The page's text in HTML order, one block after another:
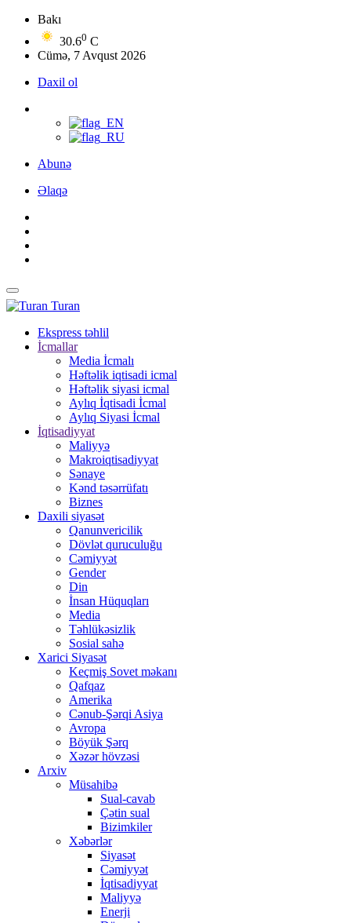
Bakı
30.60 C
Cümə, 7 Avqust 2026
Daxil ol
Abunə
Əlaqə
Turan
Ekspress təhlil
İcmallar
Media İcmalı
Həftəlik iqtisadi icmal
Həftəlik siyasi icmal
Aylıq İqtisadi İcmal
Aylıq Siyasi İcmal
İqtisadiyyat
Maliyyə
Makroiqtisadiyyat
Sənaye
Kənd təsərrüfatı
Biznes
Daxili siyasət
Qanunvericilik
Dövlət quruculuğu
Cəmiyyət
Gender
Din
İnsan Hüquqları
Media
Təhlükəsizlik
Sosial sahə
Xarici Siyasət
Keçmiş Sovet məkanı
Qafqaz
Amerika
Cənub-Şərqi Asiya
Avropa
Böyük Şərq
Xəzər hövzəsi
Arxiv
Müsahibə
Sual-cavab
Çətin sual
Bizimkiler
Xəbərlər
Siyasət
Cəmiyyət
İqtisadiyyat
Maliyyə
Enerji